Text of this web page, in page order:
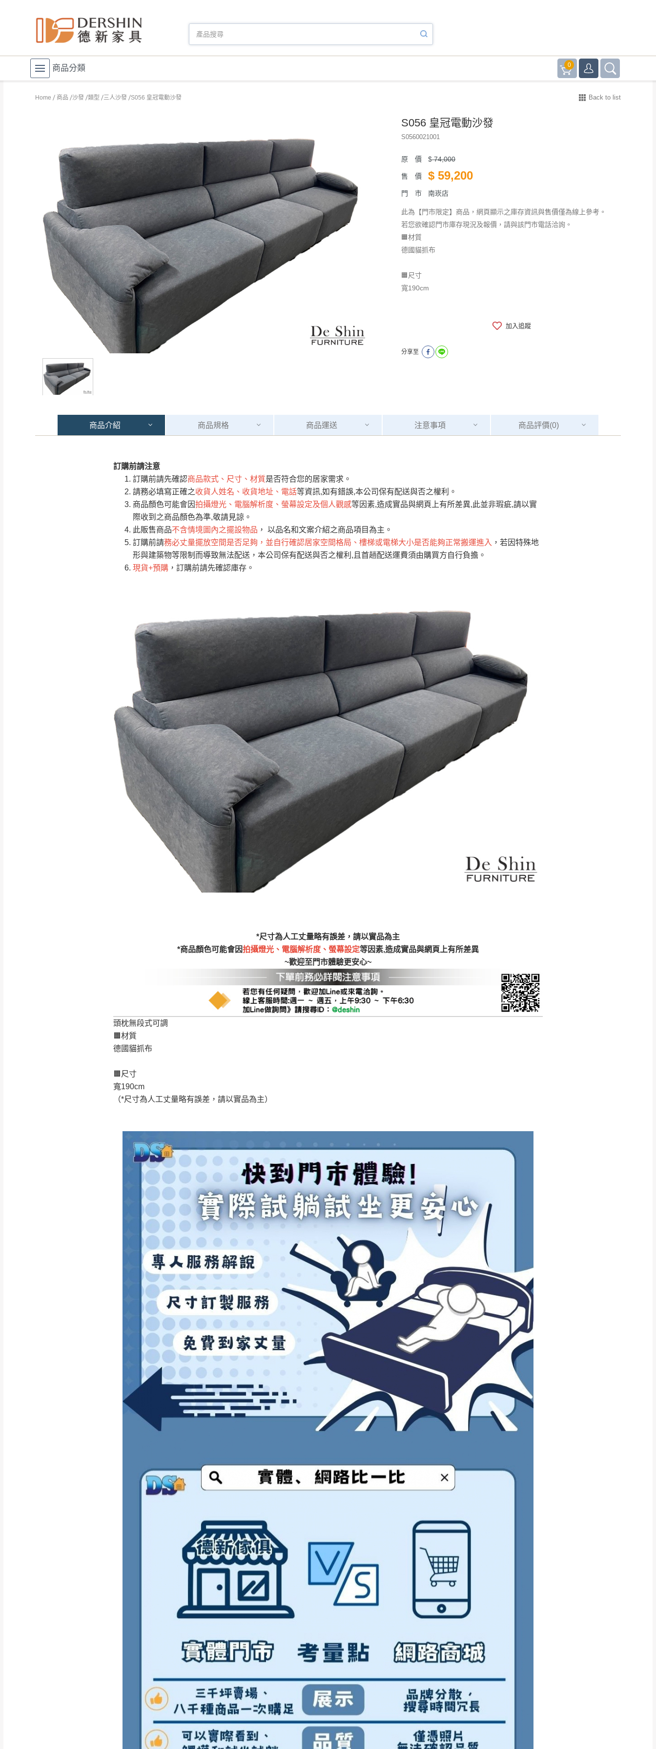
商品分類 0
Home 商品 沙發 類型 三人沙發 S056 皇冠電動沙發 Back to list
S056 皇冠電動沙發
S0560021001
原 價 $74,000
售 價 $ 59,200
門 市 南崁店
此為【門市限定】商品，網頁顯示之庫存資訊與售價僅為線上參考。
若您欲確認門市庫存現況及報價，請與該門市電話洽詢。
🟧材質
德國貓抓布
🟧尺寸
寬190cm
加入追蹤
分享至
商品介紹 商品規格 商品運送 注意事項 商品評價(0)
訂購前請注意
訂購前請先確認商品款式、尺寸、材質是否符合您的居家需求。
請務必填寫正確之收貨人姓名、收貨地址、電話等資訊,如有錯誤,本公司保有配送與否之權利。
商品顏色可能會因拍攝燈光、電腦解析度、螢幕設定及個人觀感等因素,造成實品與網頁上有所差異,此並非瑕疵,請以實
際收到之商品顏色為準,敬請見諒。
此販售商品不含情境圖內之擺設物品 ， 以品名和文案介紹之商品項目為主。
訂購前請務必丈量擺放空間是否足夠，並自行確認居家空間格局、樓梯或電梯大小是否能夠正常搬運進入 ，若因特殊地
形與建築物等限制而導致無法配送，本公司保有配送與否之權利,且首趟配送運費須由購買方自行負擔。
現貨+預購 ，訂購前請先確認庫存。
*尺寸為人工丈量略有誤差，請以實品為主
*商品顏色可能會因拍攝燈光、電腦解析度、螢幕設定等因素,造成實品與網頁上有所差異
~歡迎至門市體驗更安心~
頭枕無段式可調
🟧材質
德國貓抓布
🟧尺寸
寬190cm
（*尺寸為人工丈量略有誤差，請以實品為主）
運 費 說 明
運送地區
桃園
＊A108產品另收運費
復興鄉
台北 無
雙溪、貢寮、烏來、平溪、九份、石
門、林口 下福里、新店山區、三峽山區、
石碇、坪林、福隆、淡水山區、北投湖山
路、深坑山區
基隆
$ 9,000以上：免運費
$ 9,000以下：NT$500元
＊A108產品另收運費
基隆山區
苗栗
$ 9,000以上：免運費
$ 9,000以下：NT$500元
＊A108產品另收運費
卓蘭鎮、三灣、通霄山區、西湖、泰安
鄉、大湖鄉、頭屋、獅潭鄉
配送天數：5~14天
到貨時間：指定送貨日當天以電話聯絡確認
｜周（一）配送部門固定公休無送貨｜
台北市、新北市地區固定每周(三)、(日)兩天收送貨
。
。
其它注意事項
本司貨車運送如因路況不佳、天候惡劣、過於偏遠之山區內等，或收貨地點搬運過於困難等因素，導致無法順利配送，
本公司除了盡最大努力完成配送外，視狀況保有出貨的權利。
因大型傢俱有組裝、配送的問題，並非一般快速到貨商品，無法指定特定時間送達，司機當天到貨前皆會再與您通知，
讓您不用整天在家等貨，以免浪費你的寶貴時間。
如遇自然災害、政府宣布之災害警報等不可抗力情事，而危及運送人員輸送之安全，本司得視狀況延後或停止運送服
無回收家具服務，若需回收家俱可聯絡當地請清潔隊回收,免付費清運專線：0800-085-717
注意事項：
由於品項繁多，網頁無法及時更新，如有需要購買商品，請於出發前來電或到「官方Line客服」來信確
認商品是否有「現貨」與 「金額」。
若商品價格或庫存有異常，商家有權取消訂單。
接單後二日內(不含例假日)，我們客服會與您電話聯絡或E-Mail通知確認訂單。
（線上客服 LINE → @dershin）
下單前先詢問是否現貨，若未詢問下單後無現貨我們客服會再來電或E-Mail與您聯絡
（洽詢方式請搜尋 Line ID →
苗栗至基隆；其它地區暫不開放，如因特殊地型限制(山區、鄉、鎮、村)、樓梯太小、無法搬運上樓等因
素，導致無法配送，
本公司保有出貨的權利。
保護物流人員的工作安全，賣家無提供吊掛服務，若需以吊車或其他的吊掛方式吊運，費用將由買方自
因大型傢俱有組裝、配送的問題，並非一般快速到貨商品，無法指定特定時間送達，司機當天到貨前皆
會再與您通知，讓你不用整天在家等貨，以節省您的寶貴時間。
由於百貨公司配送較為不易，故暫無法配送至百貨公司內部。
發票寄送：
若您選擇三聯式或索取兩聯式發票，發票將於商品完成出貨15個工作天另行寄出，另外約加上2~7個工作天內
送達，如遇國定假日將順延寄送。
退換貨說明：
若收到不良品，請於到貨日起七日內通知本公司客服人員，我們將為您更換新品，運費皆由本站負責，
所有退回及換貨之商品必須是全新狀態且完整包裝，床墊、床包、枕頭類產品需為未拆封狀態(請保持商
品、附件、包裝、廠商紙及所有附隨文件或資料之完整性)，若未依照上述方式處理，恕無法接受退貨。
由於透過電腦螢幕選購商品，可能會因個人電腦螢幕的設定色差或解析度等因素， 與實際商品的顏色、
質感稍有不同，如因此而需退換貨，
需自付來回運費及人資成本
是否合適)。
訂購前請確認商品尺寸，大型物件因為人工丈量，難免會有些許誤差值(約正負0.5CM) 詳細尺寸以實品
台北市、新北市地區固定每周(三)、(日)兩天收送貨，敬請見諒！
本公司部份商品無維修服務，超過7日鑑賞期，商品使用年限，因客人使用習慣、居家環境不同。若屬人
為因素導致商品損壞、零件短缺，則維修、搬運費用，需由消費者自行吸收(另事先與消費者報價，消費
到貨7日內為鑑賞期(注意:鑑賞期非試用期)，若非商品品質瑕疵問題於鑑賞期內退貨之情形，我們需酌收
如欲放置營業場所及公開場合之商品則無享有商品一年保固之服務。
請密切注意。
全部 依評論高至低排列 依評論低至高排列 只顯示附上圖片